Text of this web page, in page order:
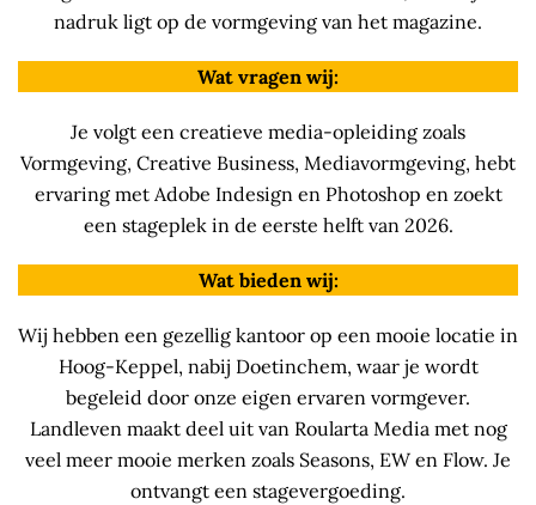
nadruk ligt op de vormgeving van het magazine.
Wat vragen wij:
Je volgt een creatieve media-opleiding zoals
Vormgeving, Creative Business, Mediavormgeving, hebt
ervaring met Adobe Indesign en Photoshop en zoekt
een stageplek in de eerste helft van 2026.
Wat bieden wij:
Wij hebben een gezellig kantoor op een mooie locatie in
Hoog-Keppel, nabij Doetinchem, waar je wordt
begeleid door onze eigen ervaren vormgever.
Landleven maakt deel uit van Roularta Media met nog
veel meer mooie merken zoals Seasons, EW en Flow. Je
ontvangt een stagevergoeding.